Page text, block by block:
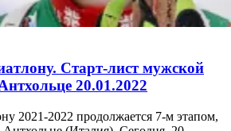
Старт-лист мужской
20.01.2022
2021-2022 продолжается 7-м этапом,